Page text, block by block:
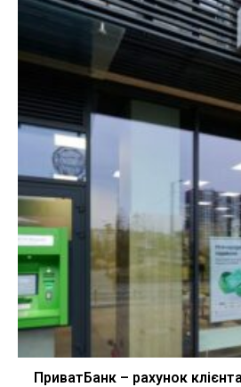
ПриватБанк – рахунок